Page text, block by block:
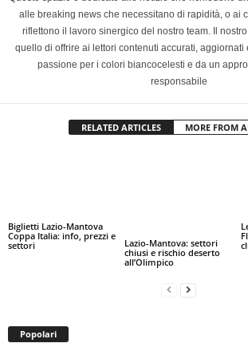
alle breaking news che necessitano di rapidità, o ai
riflettono il lavoro sinergico del nostro team. Il
quello di offrire ai lettori contenuti accurati, aggiornati
passione per i colori biancocelesti e da un
responsabile
RELATED ARTICLES MORE FROM
Biglietti Lazio-Mantova
Coppa Italia: info, prezzi e
settori
Lazio-Mantova: settori
chiusi e rischio deserto
all’Olimpico
Popolari